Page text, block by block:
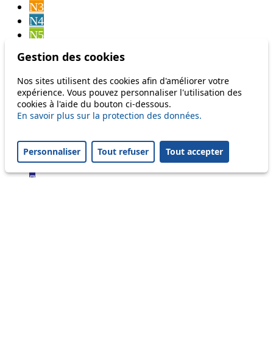
Gestion des cookies
Nos sites utilisent des cookies afin d'améliorer votre
expérience. Vous pouvez personnaliser l'utilisation des
cookies à l'aide du bouton ci-dessous.
En savoir plus sur la protection des données.
Personnaliser Tout refuser Tout accepter
N3
N4
N5
Bus
1
2
4
6
7